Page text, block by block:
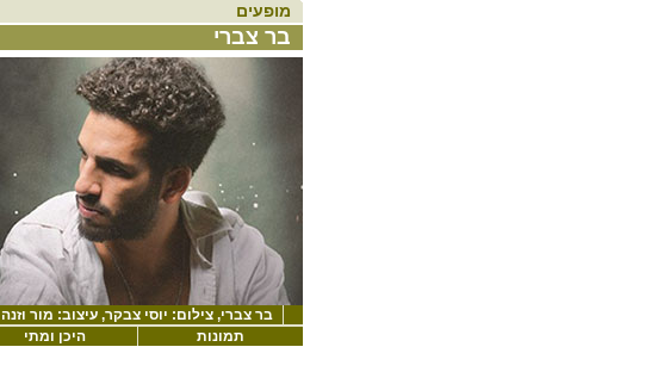
מופעים
בר צברי
בר צברי, צילום: יוסי צבקר, עיצוב: מור וזנה
תמונות
היכן ומתי